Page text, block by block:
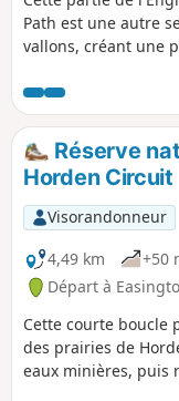
Path est une autre
vallons, créant une
Réserve
Horden Circuit
Visorandonneur
4,49 km
+50
Départ à
Cette courte boucle
des prairies de
eaux minières, puis